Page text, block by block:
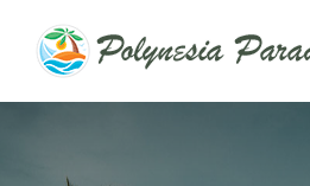
Inhalt
springen